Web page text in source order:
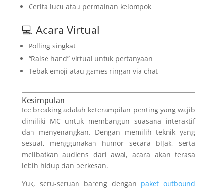
Cerita lucu atau permainan kelompok
💻 Acara Virtual
Polling singkat
“Raise hand” virtual untuk pertanyaan
Tebak emoji atau games ringan via chat
Kesimpulan
Ice breaking adalah keterampilan penting yang wajib
dimiliki MC untuk membangun suasana interaktif
dan menyenangkan. Dengan memilih teknik yang
sesuai, menggunakan humor secara bijak, serta
melibatkan audiens dari awal, acara akan terasa
lebih hidup dan berkesan.
Yuk, seru-seruan bareng dengan paket outbound